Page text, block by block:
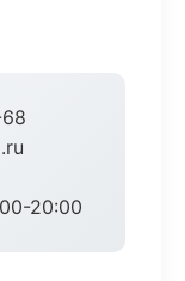
20:00